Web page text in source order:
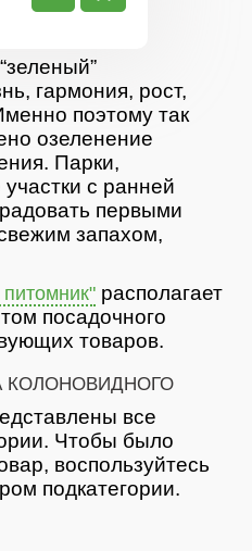
гармония, рост,
поэтому так
озеленение
Парки,
с ранней
первыми
запахом,
располагает
посадочного
товаров.
КОЛОНОВИДНОГО
все
Чтобы было
воспользуйтесь
подкатегории.